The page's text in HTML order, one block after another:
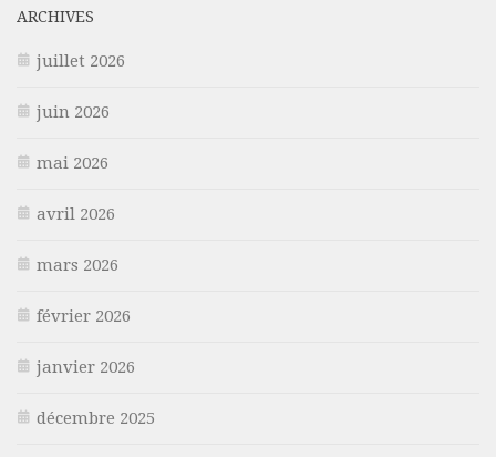
ARCHIVES
juillet 2026
juin 2026
mai 2026
avril 2026
mars 2026
février 2026
janvier 2026
décembre 2025